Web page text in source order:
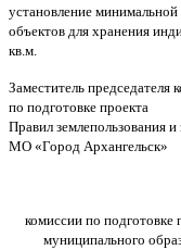
установление
объектов для хранения
кв.м.
Заместитель председателя
по подготовке проекта
Правил землепользования и
МО «Город
комиссии по подготовке
муниципального